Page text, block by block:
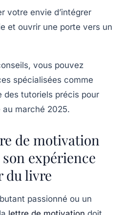
votre envie d’intégrer
et ouvrir une porte vers un
vous pouvez
spécialisées comme
des tutoriels précis pour
marché 2025.
de motivation
expérience
du livre
passionné ou un